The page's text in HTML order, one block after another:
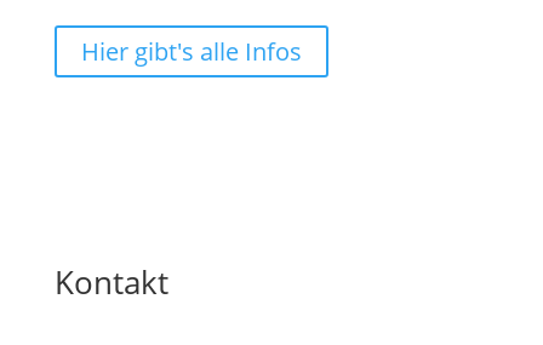
Hier gibt's alle Infos
Kontakt